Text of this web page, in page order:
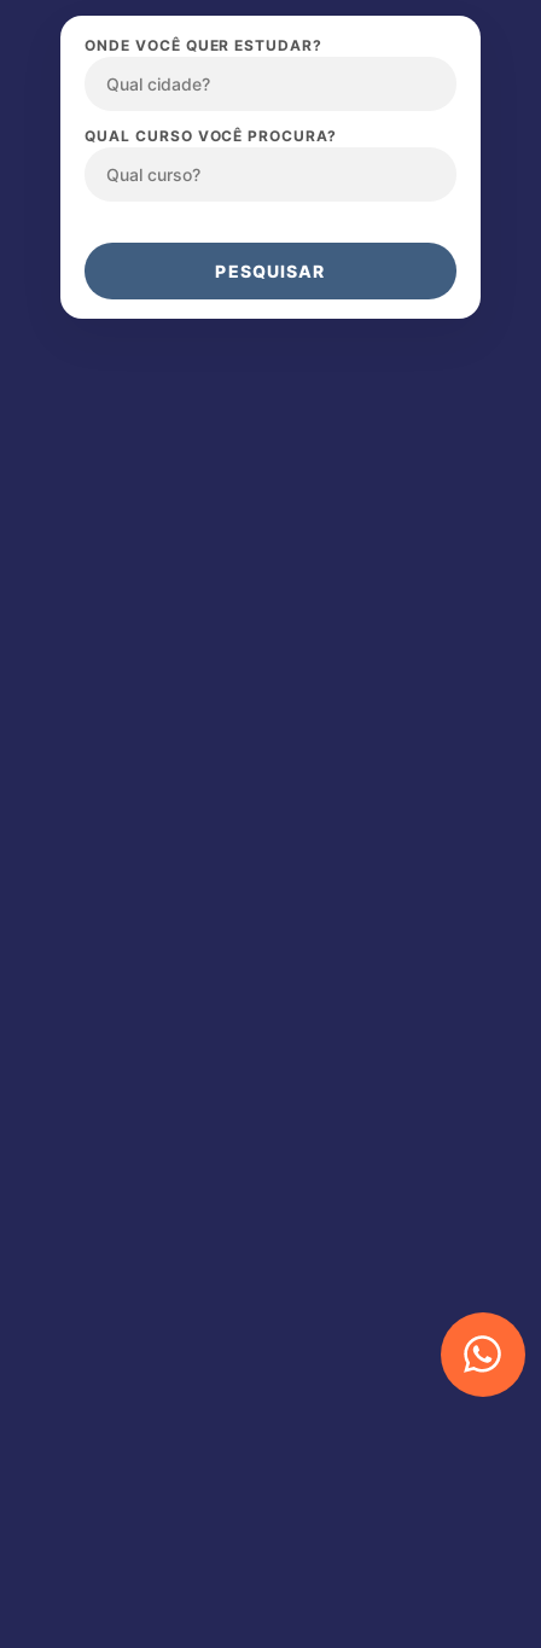
ONDE VOCÊ QUER ESTUDAR?
QUAL CURSO VOCÊ PROCURA?
PESQUISAR